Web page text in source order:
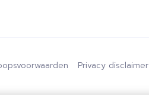
Privacy disclaimer